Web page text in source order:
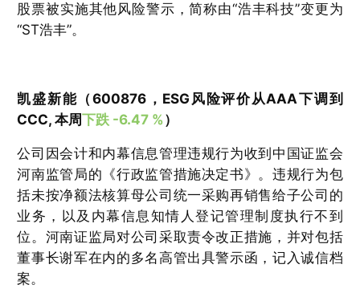
股票被实施其他风险警示，简称由“浩丰科技”变更为
“ST浩丰”。
凯盛新能（600876，ESG风险评价从AAA下调到
CCC, 本周下跌 -6.47 %）
公司因会计和内幕信息管理违规行为收到中国证监会
河南监管局的《行政监管措施决定书》。违规行为包
括未按净额法核算母公司统一采购再销售给子公司的
业务，以及内幕信息知情人登记管理制度执行不到
位。河南证监局对公司采取责令改正措施，并对包括
董事长谢军在内的多名高管出具警示函，记入诚信档
案。